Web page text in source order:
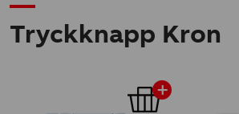
Tryckknapp Kron